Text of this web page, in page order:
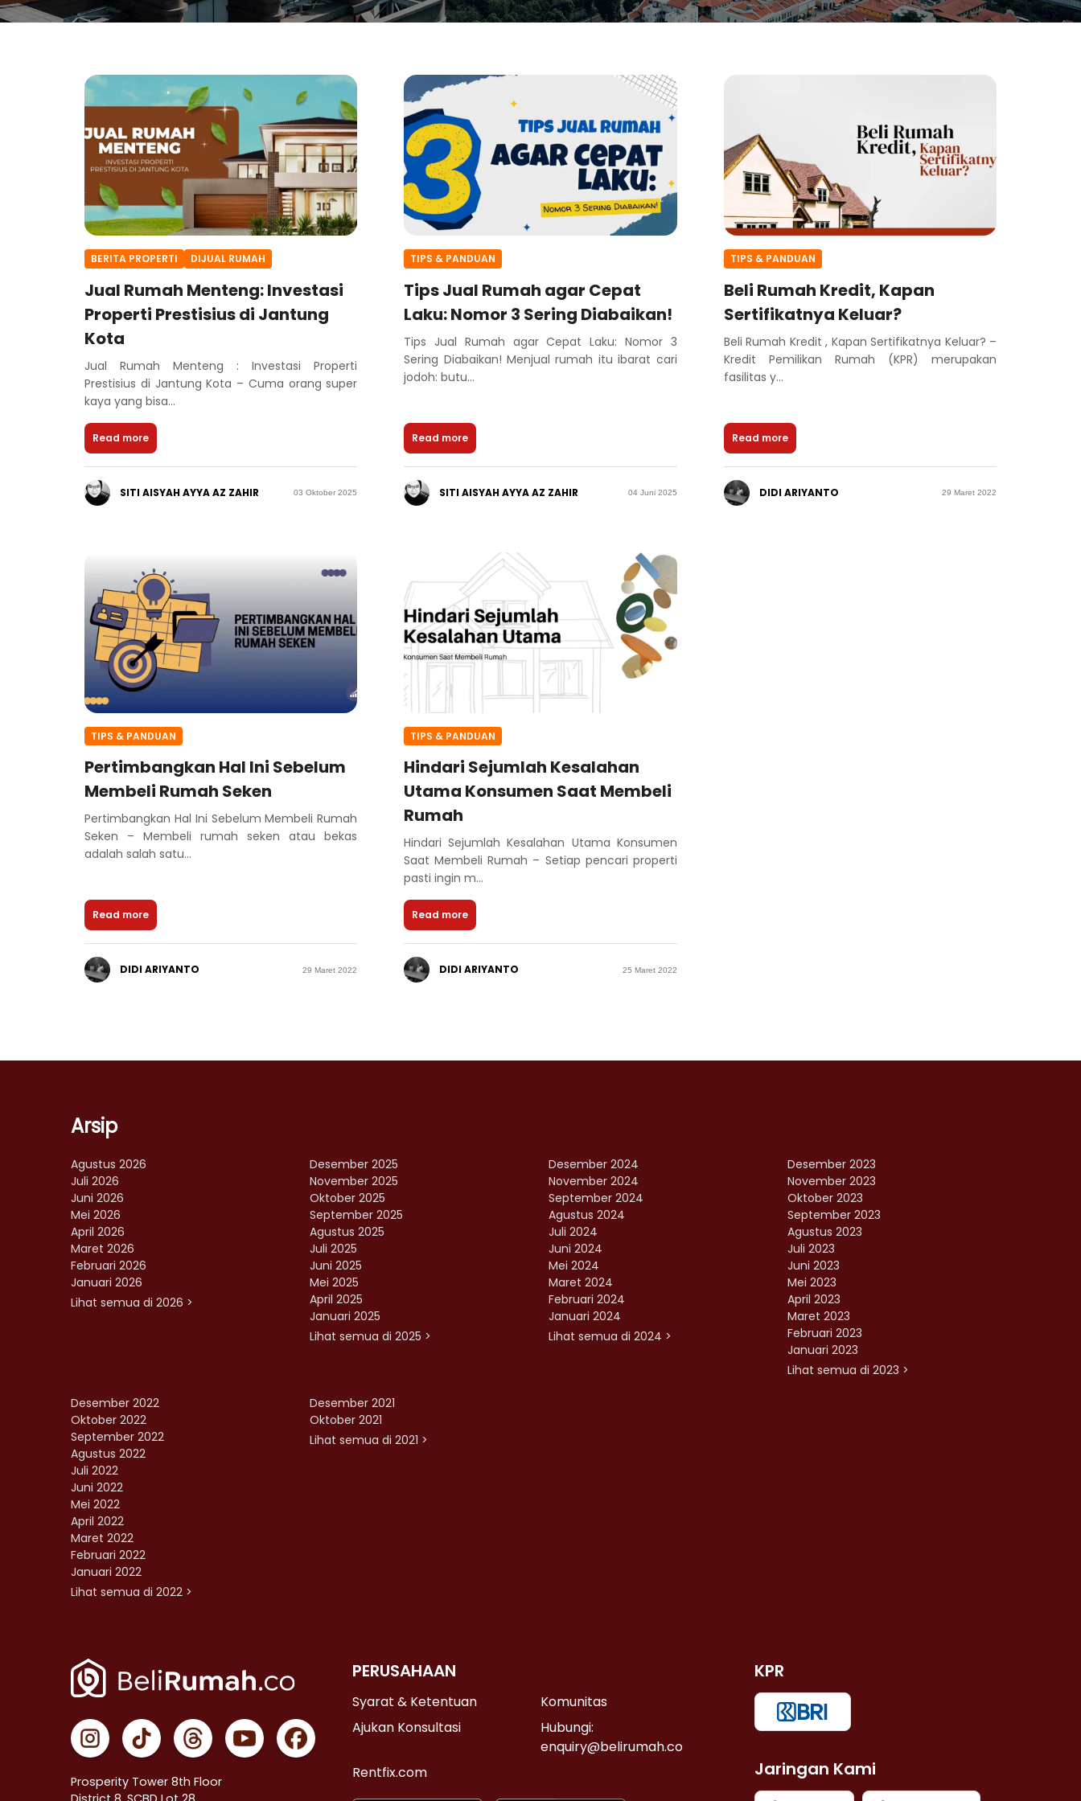
BERITA PROPERTI DIJUAL RUMAH
Jual Rumah Menteng: Investasi
Properti Prestisius di Jantung
Kota
Jual Rumah Menteng : Investasi Properti
Prestisius di Jantung Kota – Cuma orang super
kaya yang bisa...
Read more
SITI AISYAH AYYA AZ ZAHIR 03 Oktober 2025
TIPS & PANDUAN
Tips Jual Rumah agar Cepat
Laku: Nomor 3 Sering Diabaikan!
Tips Jual Rumah agar Cepat Laku: Nomor 3
Sering Diabaikan! Menjual rumah itu ibarat cari
jodoh: butu...
Read more
SITI AISYAH AYYA AZ ZAHIR 04 Juni 2025
TIPS & PANDUAN
Beli Rumah Kredit, Kapan
Sertifikatnya Keluar?
Beli Rumah Kredit , Kapan Sertifikatnya Keluar? –
Kredit Pemilikan Rumah (KPR) merupakan
fasilitas y...
Read more
DIDI ARIYANTO 29 Maret 2022
TIPS & PANDUAN
Pertimbangkan Hal Ini Sebelum
Membeli Rumah Seken
Pertimbangkan Hal Ini Sebelum Membeli Rumah
Seken – Membeli rumah seken atau bekas
adalah salah satu...
Read more
DIDI ARIYANTO 29 Maret 2022
TIPS & PANDUAN
Hindari Sejumlah Kesalahan
Utama Konsumen Saat Membeli
Rumah
Hindari Sejumlah Kesalahan Utama Konsumen
Saat Membeli Rumah – Setiap pencari properti
pasti ingin m...
Read more
DIDI ARIYANTO 25 Maret 2022
Arsip
Agustus 2026
Juli 2026
Juni 2026
Mei 2026
April 2026
Maret 2026
Februari 2026
Januari 2026
Lihat semua di 2026 >
Desember 2025
November 2025
Oktober 2025
September 2025
Agustus 2025
Juli 2025
Juni 2025
Mei 2025
April 2025
Januari 2025
Lihat semua di 2025 >
Desember 2024
November 2024
September 2024
Agustus 2024
Juli 2024
Juni 2024
Mei 2024
Maret 2024
Februari 2024
Januari 2024
Lihat semua di 2024 >
Desember 2023
November 2023
Oktober 2023
September 2023
Agustus 2023
Juli 2023
Juni 2023
Mei 2023
April 2023
Maret 2023
Februari 2023
Januari 2023
Lihat semua di 2023 >
Desember 2022
Oktober 2022
September 2022
Agustus 2022
Juli 2022
Juni 2022
Mei 2022
April 2022
Maret 2022
Februari 2022
Januari 2022
Lihat semua di 2022 >
Desember 2021
Oktober 2021
Lihat semua di 2021 >
Prosperity Tower 8th Floor
PERUSAHAAN
Syarat & Ketentuan
Komunitas
Ajukan Konsultasi
Hubungi:
enquiry@belirumah.co
Rentfix.com
KPR
Jaringan Kami